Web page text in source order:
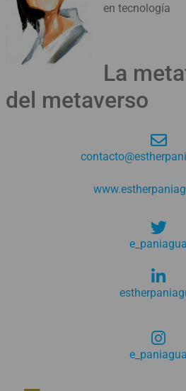
en tecnología
La
del metaverso
e_paniagua
e_paniagua